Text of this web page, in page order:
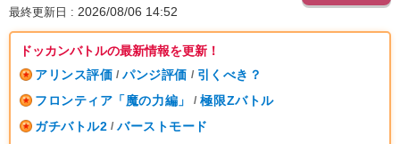
最終更新日 2026/08/06 14:52
ドッカンバトルの最新情報を更新！
アリンス評価 / パンジ評価 / 引くべき？
フロンティア「魔の力編」
/ 極限Zバトル
ガチバトル2 / バーストモード